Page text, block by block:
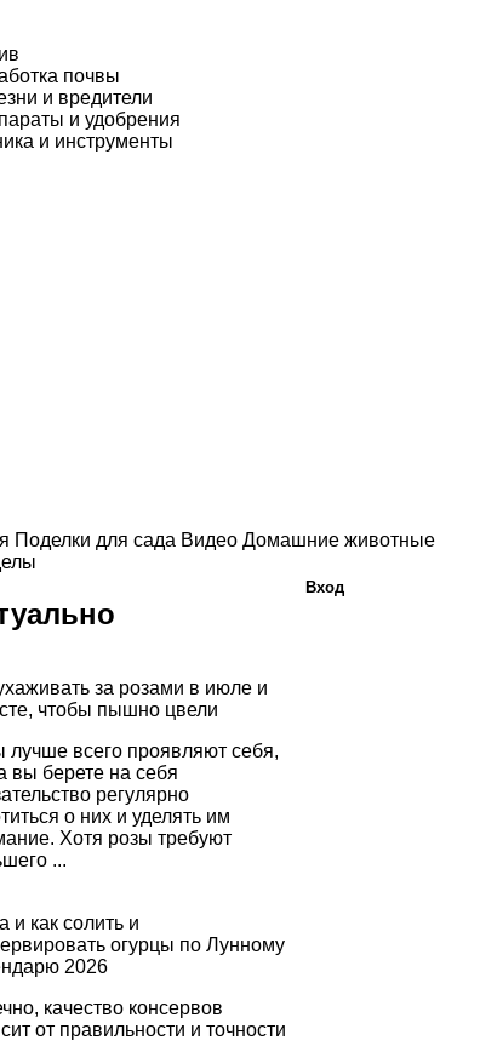
почвы
и вредители
и удобрения
и инструменты
Поделки для сада Видео Домашние животные
за розами в июле и
чтобы пышно цвели
лучше всего проявляют себя,
вы берете на себя
регулярно
о них и уделять им
Хотя розы требуют
...
и как солить и
огурцы по Лунному
2026
качество консервов
от правильности и точности
Вход